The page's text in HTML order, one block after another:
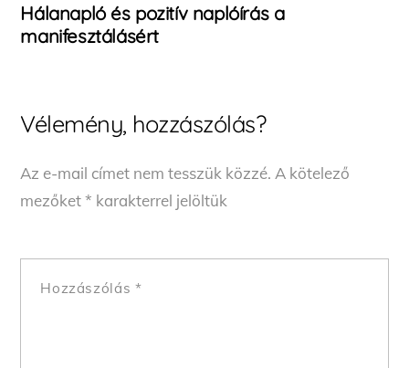
Hálanapló és pozitív naplóírás a
manifesztálásért
Vélemény, hozzászólás?
Az e-mail címet nem tesszük közzé. A kötelező
mezőket* karakterrel jelöltük
Hozzászólás *